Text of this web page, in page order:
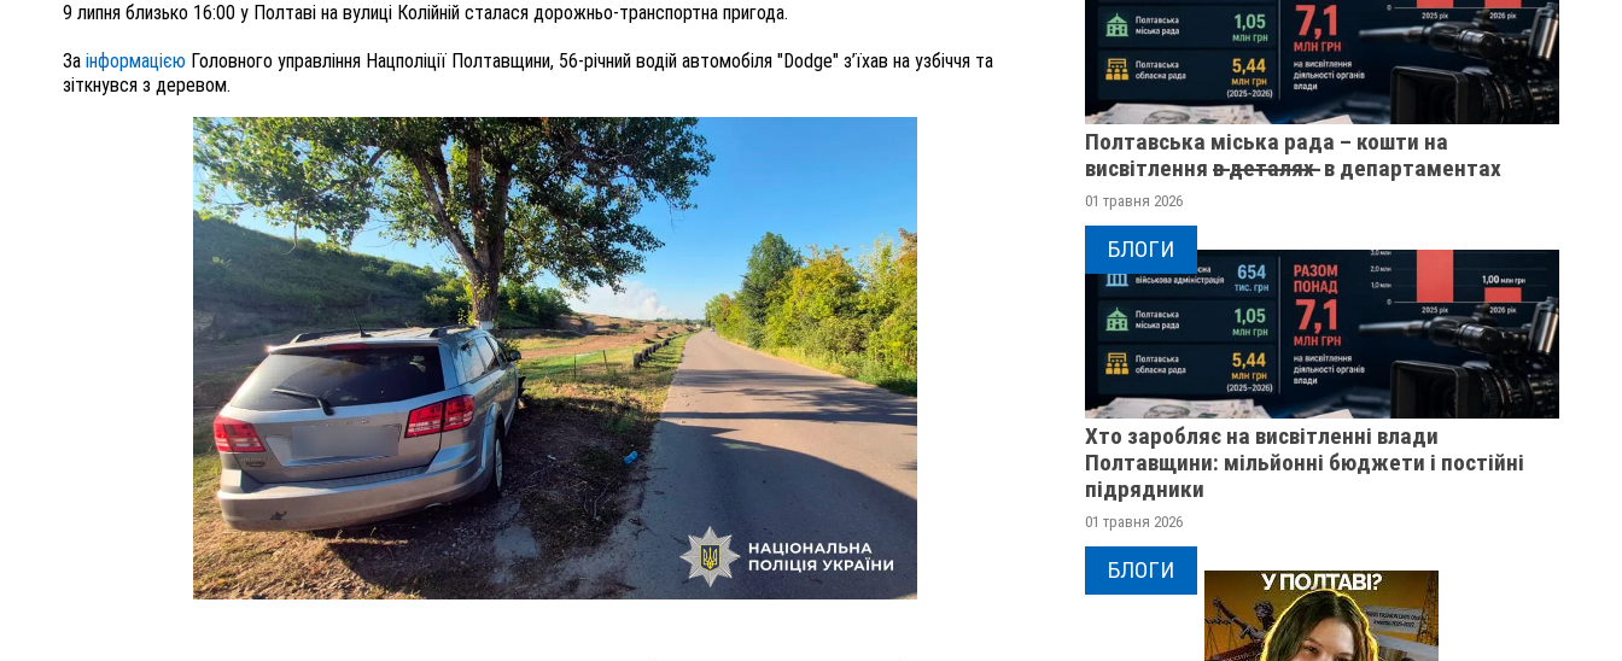
9 липня близько 16:00 у Полтаві на вулиці Колійній сталася дорожньо-транспортна пригода.
За інформацією Головного управління Нацполіції Полтавщини, 56-річний водій автомобіля "Dodge" з’їхав на узбіччя та
зіткнувся з деревом.
Полтавська міська рада – кошти на
висвітлення в̶ ̶д̶е̶т̶а̶л̶я̶х̶ ̶ в департаментах
01 травня 2026
БЛОГИ
Хто заробляє на висвітленні влади
Полтавщини: мільйонні бюджети і постійні
підрядники
01 травня 2026
БЛОГИ